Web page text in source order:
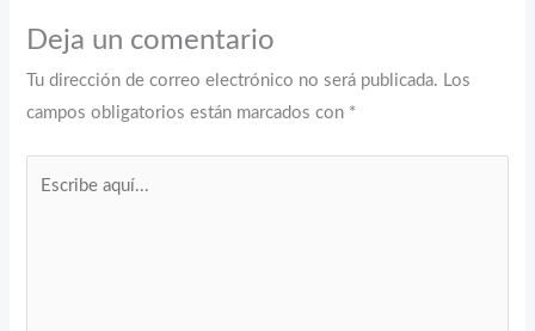
Deja un comentario
Tu dirección de correo electrónico no será publicada. Los
campos obligatorios están marcados con *